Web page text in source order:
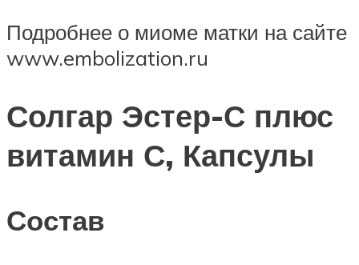
Подробнее о миоме матки на сайте
www.embolization.ru
Солгар Эстер-С плюс
витамин С, Капсулы
Состав